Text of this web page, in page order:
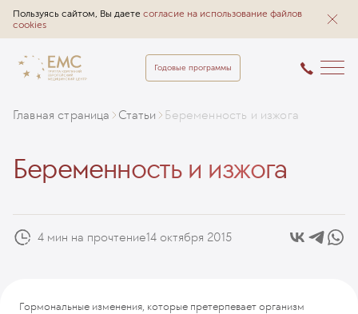
Пользуясь сайтом, Вы даете согласие на использование файлов
cookies
Годовые программы
Главная страница Статьи Беременность и изжога
Беременность и изжога
4 мин на прочтение14 октября 2015
Гормональные изменения, которые претерпевает организм